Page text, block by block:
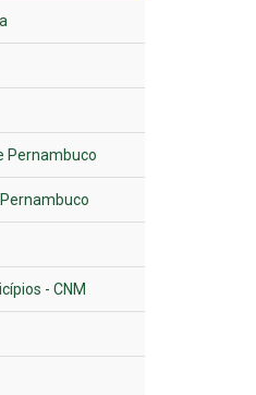
Pernambuco
- CNM